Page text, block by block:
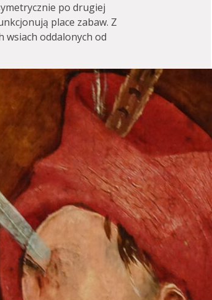
po drugiej
place zabaw. Z
wsiach oddalonych od